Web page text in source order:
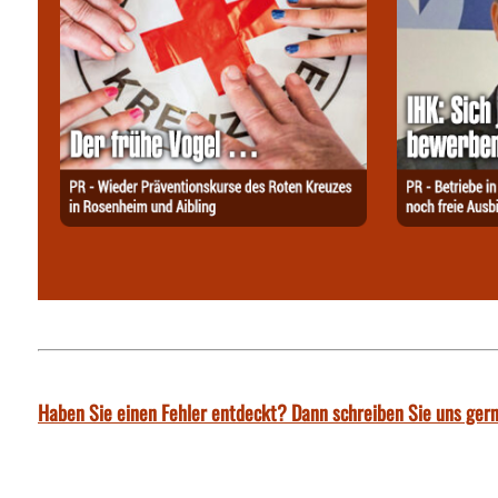
Haben Sie einen Fehler entdeckt? Dann schreiben Sie uns